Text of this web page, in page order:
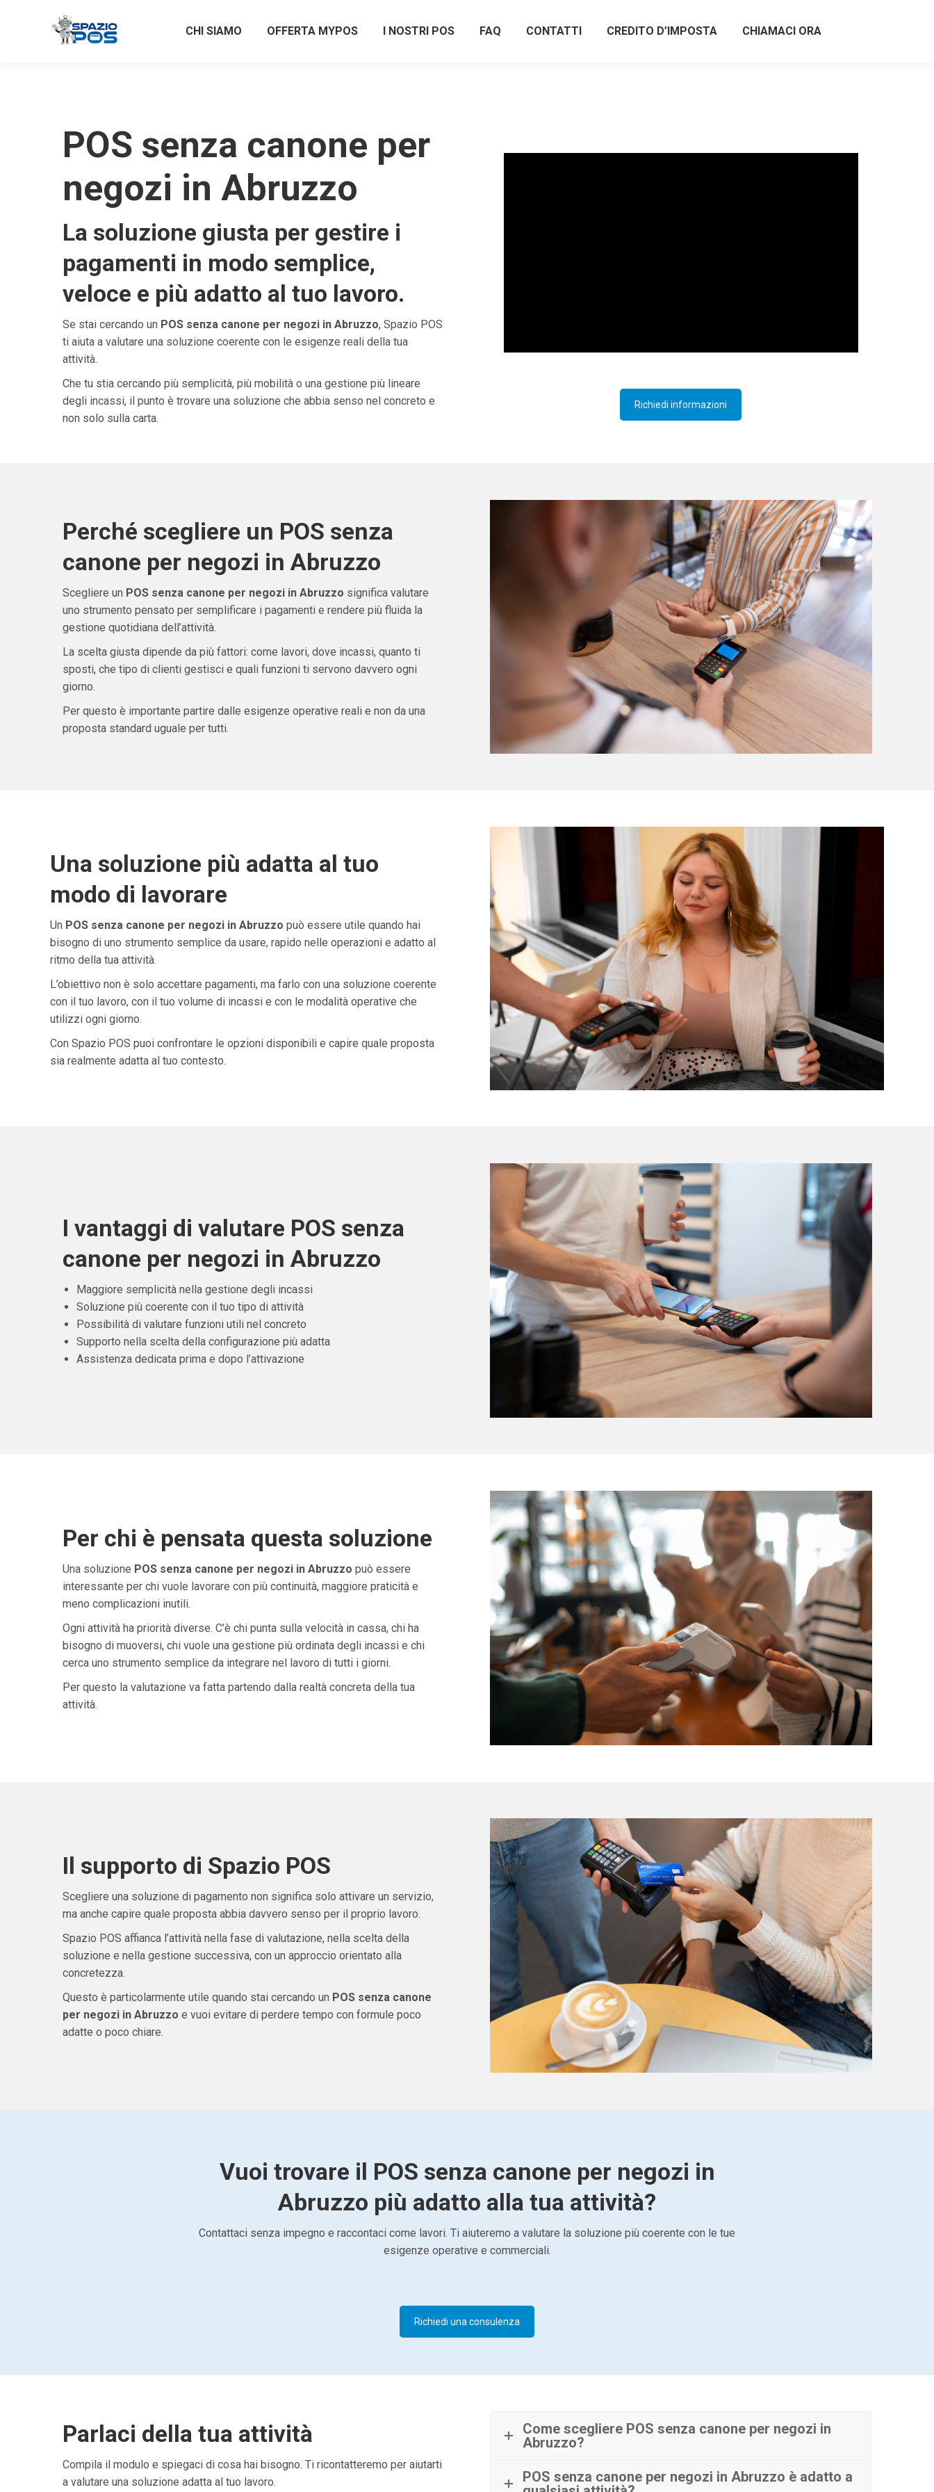
CHI SIAMO OFFERTA MYPOS I NOSTRI POS FAQ CONTATTI CREDITO D’IMPOSTA CHIAMACI ORA
POS senza canone per
negozi in Abruzzo
La soluzione giusta per gestire i
pagamenti in modo semplice,
veloce e più adatto al tuo lavoro.
Se stai cercando un POS senza canone per negozi in Abruzzo, Spazio POS
ti aiuta a valutare una soluzione coerente con le esigenze reali della tua
attività.
Che tu stia cercando più semplicità, più mobilità o una gestione più lineare
degli incassi, il punto è trovare una soluzione che abbia senso nel concreto e
non solo sulla carta.
Richiedi informazioni
Perché scegliere un POS senza
canone per negozi in Abruzzo
Scegliere un POS senza canone per negozi in Abruzzo significa valutare
uno strumento pensato per semplificare i pagamenti e rendere più fluida la
gestione quotidiana dell’attività.
La scelta giusta dipende da più fattori: come lavori, dove incassi, quanto ti
sposti, che tipo di clienti gestisci e quali funzioni ti servono davvero ogni
giorno.
Per questo è importante partire dalle esigenze operative reali e non da una
proposta standard uguale per tutti.
Una soluzione più adatta al tuo
modo di lavorare
Un POS senza canone per negozi in Abruzzo può essere utile quando hai
bisogno di uno strumento semplice da usare, rapido nelle operazioni e adatto al
ritmo della tua attività.
L’obiettivo non è solo accettare pagamenti, ma farlo con una soluzione coerente
con il tuo lavoro, con il tuo volume di incassi e con le modalità operative che
utilizzi ogni giorno.
Con Spazio POS puoi confrontare le opzioni disponibili e capire quale proposta
sia realmente adatta al tuo contesto.
I vantaggi di valutare POS senza
canone per negozi in Abruzzo
Maggiore semplicità nella gestione degli incassi
Soluzione più coerente con il tuo tipo di attività
Possibilità di valutare funzioni utili nel concreto
Supporto nella scelta della configurazione più adatta
Assistenza dedicata prima e dopo l’attivazione
Per chi è pensata questa soluzione
Una soluzione POS senza canone per negozi in Abruzzo può essere
interessante per chi vuole lavorare con più continuità, maggiore praticità e
meno complicazioni inutili.
Ogni attività ha priorità diverse. C’è chi punta sulla velocità in cassa, chi ha
bisogno di muoversi, chi vuole una gestione più ordinata degli incassi e chi
cerca uno strumento semplice da integrare nel lavoro di tutti i giorni.
Per questo la valutazione va fatta partendo dalla realtà concreta della tua
attività.
Il supporto di Spazio POS
Scegliere una soluzione di pagamento non significa solo attivare un servizio,
ma anche capire quale proposta abbia davvero senso per il proprio lavoro.
Spazio POS affianca l’attività nella fase di valutazione, nella scelta della
soluzione e nella gestione successiva, con un approccio orientato alla
concretezza.
Questo è particolarmente utile quando stai cercando un POS senza canone
per negozi in Abruzzo e vuoi evitare di perdere tempo con formule poco
adatte o poco chiare.
Vuoi trovare il POS senza canone per negozi in
Abruzzo più adatto alla tua attività?
Contattaci senza impegno e raccontaci come lavori. Ti aiuteremo a valutare la soluzione più coerente con le tue
esigenze operative e commerciali.
Richiedi una consulenza
Parlaci della tua attività
Compila il modulo e spiegaci di cosa hai bisogno. Ti ricontatteremo per aiutarti
a valutare una soluzione adatta al tuo lavoro.
Come scegliere POS senza canone per negozi in
Abruzzo?
POS senza canone per negozi in Abruzzo è adatto a